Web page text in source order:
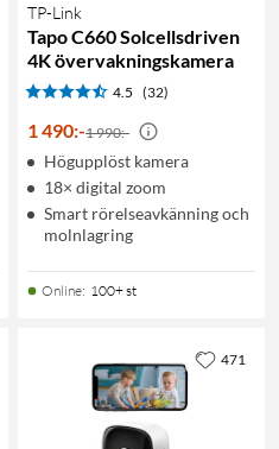
TP-Link
Tapo C660 Solcellsdriven
4K övervakningskamera
4.5 (32)
1 490:-1 990:-
Högupplöst kamera
18× digital zoom
Smart rörelseavkänning och
molnlagring
Online: 100+ st
471